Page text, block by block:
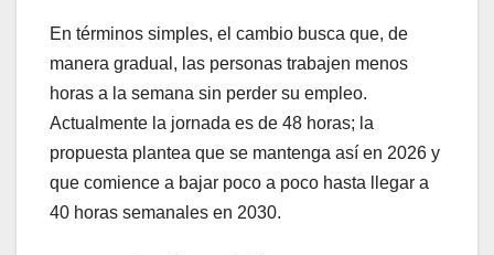
En términos simples, el cambio busca que, de
manera gradual, las personas trabajen menos
horas a la semana sin perder su empleo.
Actualmente la jornada es de 48 horas; la
propuesta plantea que se mantenga así en 2026 y
que comience a bajar poco a poco hasta llegar a
40 horas semanales en 2030.